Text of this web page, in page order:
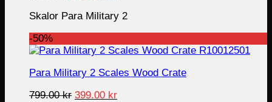
was:
is:
Skalor Para Military 2
-50%
Para Military 2 Scales Wood Crate
799.00kr Original
399.00 krCurrent